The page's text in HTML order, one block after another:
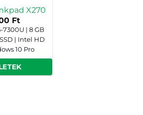
X270
Ft
7300U | 8 GB
| Intel HD
10 Pro